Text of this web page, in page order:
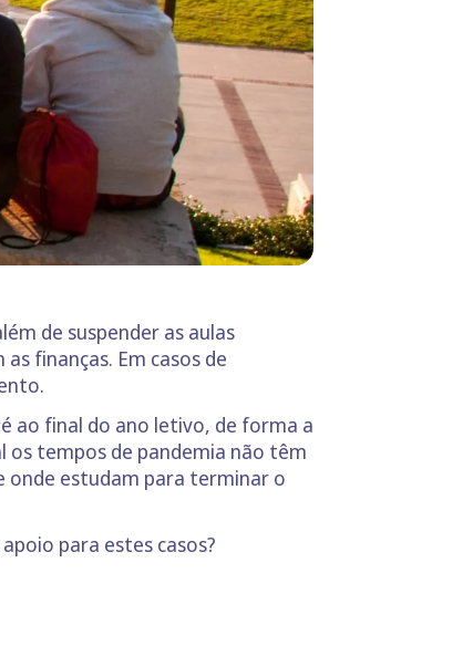
de suspender as aulas
finanças. Em casos de
ao final do ano letivo, de forma a
os tempos de pandemia não têm
onde estudam para terminar o
para estes casos?